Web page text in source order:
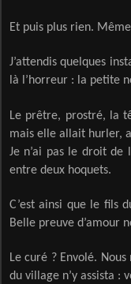
Et puis plus rien.
J’attendis quelques
là l’horreur : la petite
Le prêtre, prostré, la
mais elle allait hurler,
Je n’ai pas le droit de
entre deux hoquets.
C’est ainsi que le fils
Belle preuve d’amour
Le curé ? Envolé.
du village n’y assista :